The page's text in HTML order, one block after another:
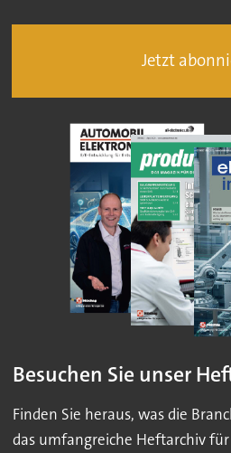
Jetzt
Besuchen Sie unser
Finden Sie heraus, was die
das umfangreiche Heftarchiv